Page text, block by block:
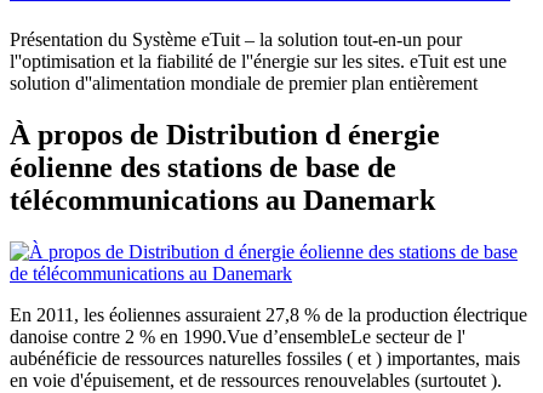
Présentation du Système eTuit – la solution tout-en-un pour
l''optimisation et la fiabilité de l''énergie sur les sites. eTuit est une
solution d''alimentation mondiale de premier plan entièrement
À propos de Distribution d énergie
éolienne des stations de base de
télécommunications au Danemark
En 2011, les éoliennes assuraient 27,8 % de la production électrique
danoise contre 2 % en 1990.Vue d’ensembleLe secteur de l'
aubénéficie de ressources naturelles fossiles ( et ) importantes, mais
en voie d'épuisement, et de ressources renouvelables (surtoutet ).